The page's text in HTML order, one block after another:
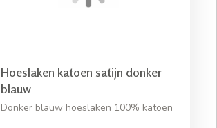
Hoeslaken katoen satijn donker
blauw
Donker blauw hoeslaken 100% katoen